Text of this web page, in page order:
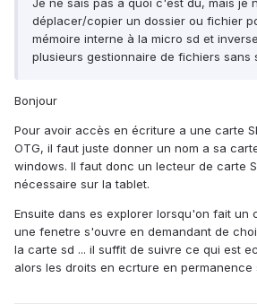
Je ne sais pas à quoi c'est du, mais je
déplacer/copier un dossier ou fichier
mémoire interne à la micro sd et
plusieurs gestionnaire de fichiers sans
Bonjour
Pour avoir accès en écriture a une carte
OTG, il faut juste donner un nom a sa
windows. Il faut donc un lecteur de carte
nécessaire sur la tablet.
Ensuite dans es explorer lorsqu'on fait un
une fenetre s'ouvre en demandant de
la carte sd ... il suffit de suivre ce qui est
alors les droits en ecrture en permanence